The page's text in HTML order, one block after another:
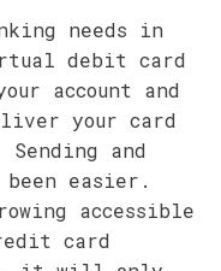
needs in
debit card
account and
your card
and
been easier.
accessible
card